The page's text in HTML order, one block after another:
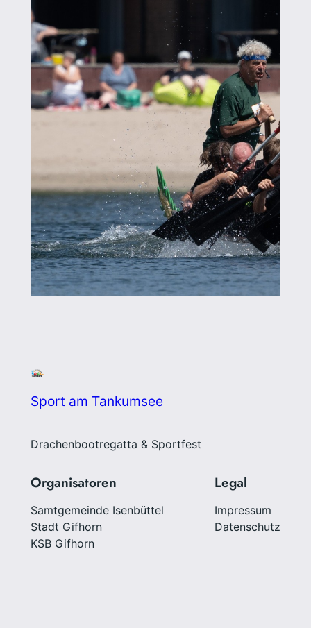
Sport am Tankumsee
Drachenbootregatta & Sportfest
Organisatoren
Samtgemeinde Isenbüttel
Stadt Gifhorn
KSB Gifhorn
Legal
Impressum
Datenschutz